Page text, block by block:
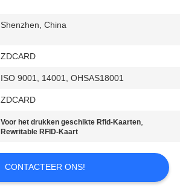
Shenzhen, China
ZDCARD
ISO 9001, 14001, OHSAS18001
ZDCARD
Voor het drukken geschikte Rfid-Kaarten,
Rewritable RFID-Kaart
CONTACTEER ONS!